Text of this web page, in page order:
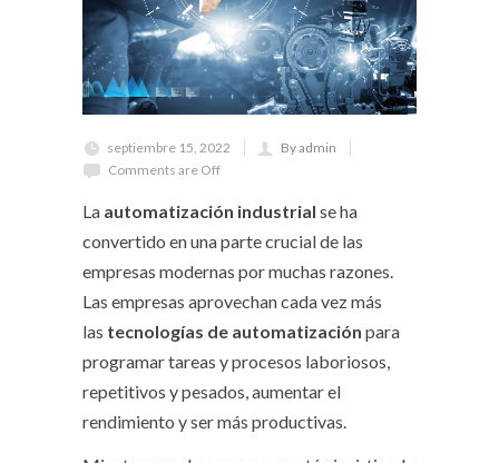
septiembre 15, 2022
By admin
Comments are Off
La automatización industrial se ha
convertido en una parte crucial de las
empresas modernas por muchas razones.
Las empresas aprovechan cada vez más
las tecnologías de automatización para
programar tareas y procesos laboriosos,
repetitivos y pesados, aumentar el
rendimiento y ser más productivas.